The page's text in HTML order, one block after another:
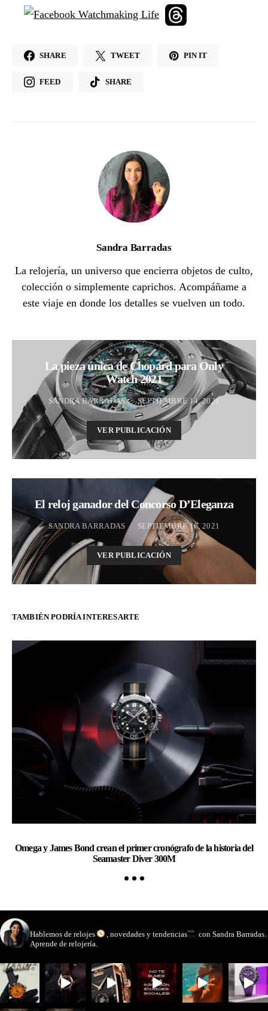
SHARE TWEET PIN IT
FEED SHARE
Sandra Barradas
La relojería, un universo que encierra objetos de culto,
colección o simplemente caprichos. Acompáñame a
este viaje en donde los detalles se vuelven un todo.
La pieza única de Chopard para Only
Watch 2021
SANDRA BARRADAS SEPTIEMBRE 14, 2021
VER PUBLICACIÓN
El reloj ganador del Concorso D’Eleganza
SANDRA BARRADAS SEPTIEMBRE 16, 2021
VER PUBLICACIÓN
TAMBIÉN PODRÍA INTERESARTE
Omega y James Bond crean el primer cronógrafo de la historia del
Seamaster Diver 300M
Hablemos de relojes , novedades y tendencias
con Sandra Barradas.
Aprende de relojería.